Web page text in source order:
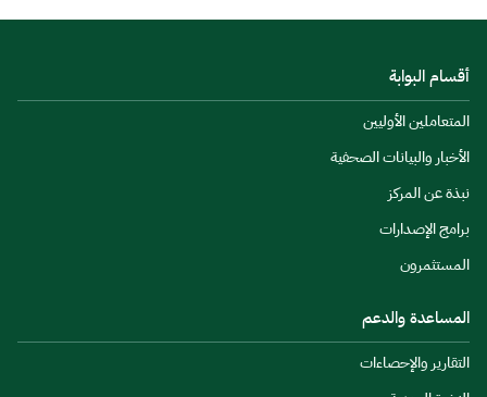
أقسام البوابة
المتعاملين الأوليين
الأخبار والبيانات الصحفية
نبذة عن المركز
برامج الإصدارات
المستثمرون
المساعدة والدعم
التقارير والإحصاءات